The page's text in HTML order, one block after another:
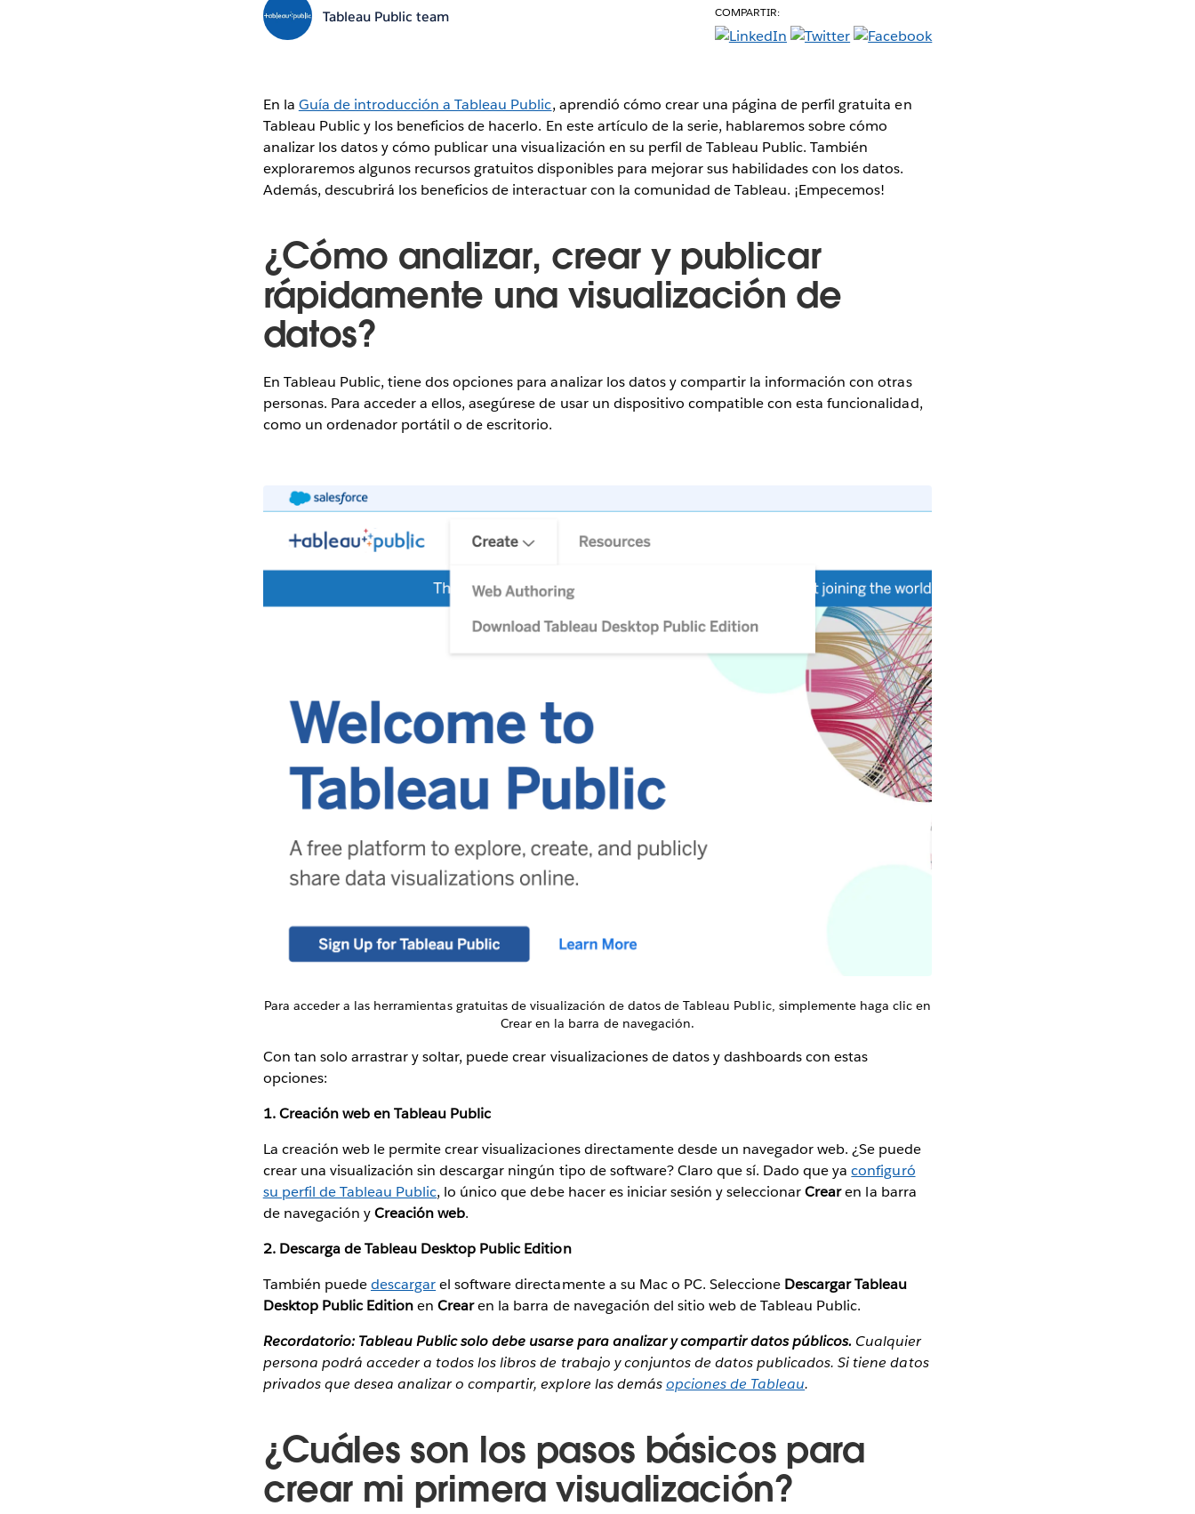
Tableau Public team COMPARTIR:
En la Guía de introducción a Tableau Public, aprendió cómo crear una página de perfil gratuita en
Tableau Public y los beneficios de hacerlo. En este artículo de la serie, hablaremos sobre cómo
analizar los datos y cómo publicar una visualización en su perfil de Tableau Public. También
exploraremos algunos recursos gratuitos disponibles para mejorar sus habilidades con los datos.
Además, descubrirá los beneficios de interactuar con la comunidad de Tableau. ¡Empecemos!
¿Cómo analizar, crear y publicar
rápidamente una visualización de
datos?
En Tableau Public, tiene dos opciones para analizar los datos y compartir la información con otras
personas. Para acceder a ellos, asegúrese de usar un dispositivo compatible con esta funcionalidad,
como un ordenador portátil o de escritorio.
Para acceder a las herramientas gratuitas de visualización de datos de Tableau Public, simplemente haga clic en
Crear en la barra de navegación.
Con tan solo arrastrar y soltar, puede crear visualizaciones de datos y dashboards con estas
opciones:
1. Creación web en Tableau Public
La creación web le permite crear visualizaciones directamente desde un navegador web. ¿Se puede
crear una visualización sin descargar ningún tipo de software? Claro que sí. Dado que yaconfiguró
su perfil de Tableau Public, lo único que debe hacer es iniciar sesión y seleccionarCrearen la barra
de navegación yCreación web.
2. Descarga de Tableau Desktop Public Edition
También puededescargarel software directamente a su Mac o PC. Seleccione Descargar Tableau
Desktop Public EditionenCrearen la barra de navegación del sitio web de Tableau Public.
Recordatorio: Tableau Public solo debe usarse para analizar y compartir datos públicos. Cualquier
persona podrá acceder a todos los libros de trabajo y conjuntos de datos publicados.Si tiene datos
privados que desea analizar o compartir, explore las demásopciones de Tableau.
¿Cuáles son los pasos básicos para
crear mi primera visualización?